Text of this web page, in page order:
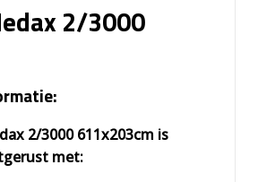
2/3000
2/3000 611x203cm is
met: